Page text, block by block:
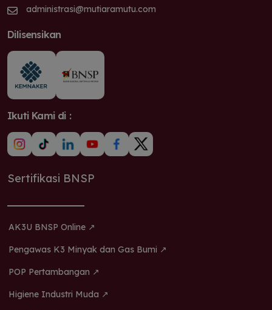
administrasi@mutiaramutu.com
Dilisensikan
Ikuti Kami di :
Sertifikasi BNSP
AK3U BNSP Online ↗
Pengawas K3 Minyak dan Gas Bumi ↗
POP Pertambangan ↗
Higiene Industri Muda ↗